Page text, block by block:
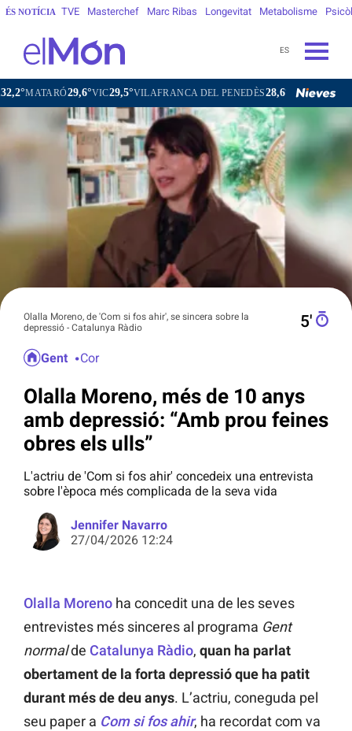
ÉS NOTÍCIA TVE Masterchef Marc Ribas Longevitat Metabolisme
ES
VIC29,5°VILAFRANCA DEL PENEDÈS28,6°VILANOVA I LA GELTRÚ29,7°
Olalla Moreno, de 'Com si fos ahir', se sincera sobre la
depressió - Catalunya Ràdio
5′
Gent Cor
Olalla Moreno, més de 10 anys
amb depressió: “Amb prou feines
obres els ulls”
L'actriu de 'Com si fos ahir' concedeix una entrevista
sobre l'època més complicada de la seva vida
Jennifer Navarro
27/04/2026 12:24
Olalla Moreno ha concedit una de les seves
entrevistes més sinceres al programa Gent
normalde Catalunya Ràdio, quan ha parlat
obertament de la forta depressió que ha patit
durant més de deu anys. L’actriu, coneguda pel
seu paper a Com si fos ahir, ha recordat com va